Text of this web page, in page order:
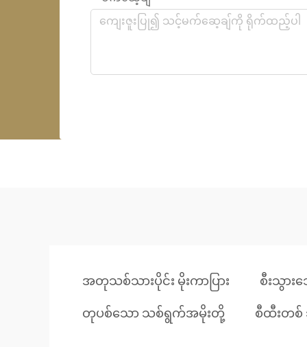
အတုသစ်သားပိုင်း မိုးကာပြား စီးသွာ
တုပစ်သော သစ်ရွက်အမိုးတို့ စီထီးတစ်